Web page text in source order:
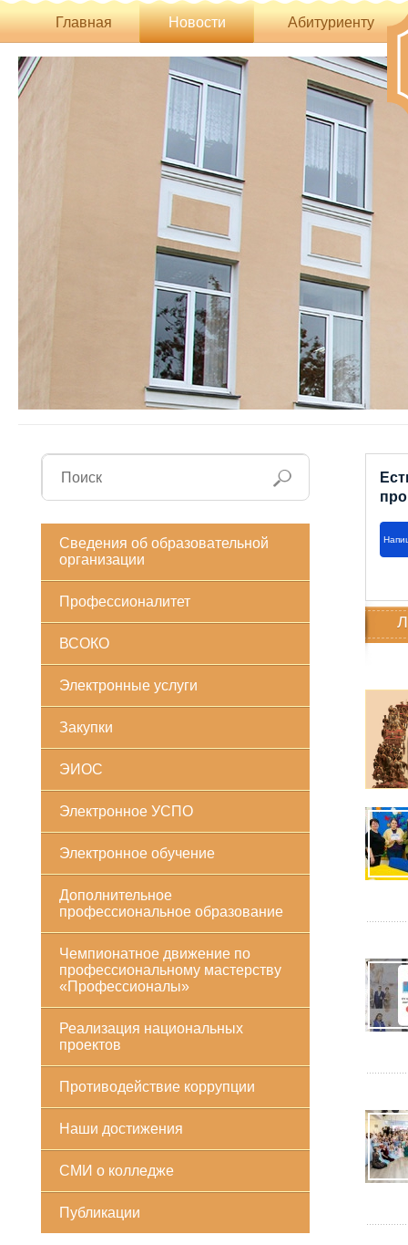
Главная Новости Абитуриенту
Сведения об образовательной
организации
Профессионалитет
ВСОКО
Электронные услуги
Закупки
ЭИОС
Электронное УСПО
Электронное обучение
Дополнительное
профессиональное образование
Чемпионатное движение по
профессиональному мастерству
«Профессионалы»
Реализация национальных
проектов
Противодействие коррупции
Наши достижения
СМИ о колледже
Публикации